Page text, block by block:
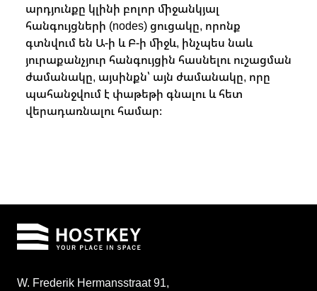
արդյունքը կլինի բոլոր միջանկյալ
հանգույցների (nodes) ցուցակը, որոնք
գտնվում են Ա-ի և Բ-ի միջև, ինչպես նաև
յուրաքանչյուր հանգույցին հասնելու ուշացման
ժամանակը, այսինքն՝ այն ժամանակը, որը
պահանջվում է փաթեթի գնալու և հետ
վերադառնալու համար։
W. Frederik Hermansstraat 91,